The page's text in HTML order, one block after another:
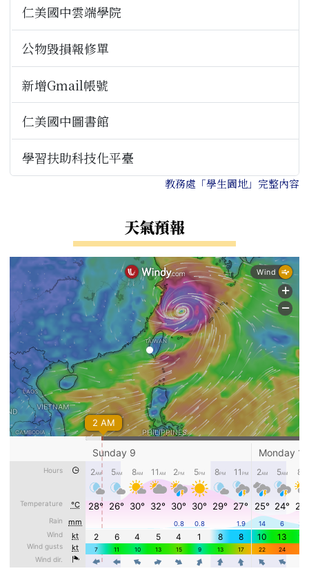
仁美國中雲端學院
公物毀損報修單
新增Gmail帳號
仁美國中圖書館
學習扶助科技化平臺
教務處「學生園地」完整內容
天氣預報